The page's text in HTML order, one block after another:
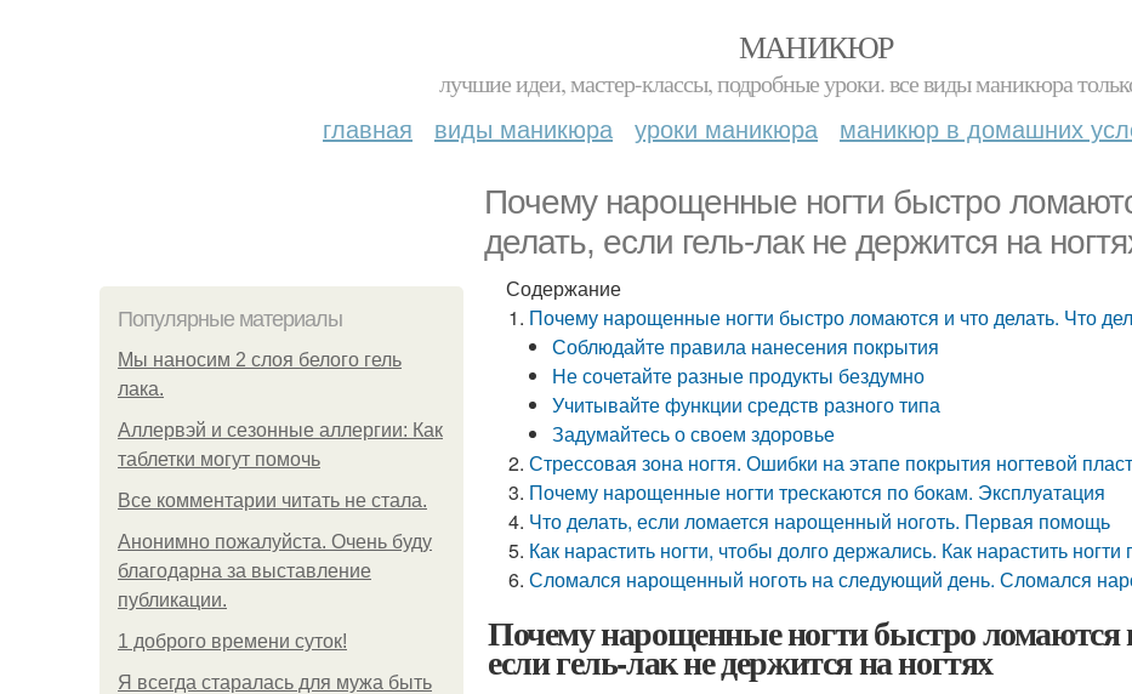
МАНИКЮР
лучшие идеи, мастер-классы, подробные уроки. все виды маникюра
главная виды маникюра уроки маникюра маникюр в домашних
Почему нарощенные ногти быстро
делать, если гель-лак не держится на
Популярные материалы
Мы наносим 2 слоя белого гель
лака.
Аллервэй и сезонные аллергии: Как
таблетки могут помочь
Все комментарии читать не стала.
Анонимно пожалуйста. Очень буду
благодарна за выставление
публикации.
1 доброго времени суток!
Я всегда старалась для мужа быть
Содержание
Почему нарощенные ногти быстро ломаются и что делать. Что
Соблюдайте правила нанесения покрытия
Не сочетайте разные продукты бездумно
Учитывайте функции средств разного типа
Задумайтесь о своем здоровье
Стрессовая зона ногтя. Ошибки на этапе покрытия ногтевой
Почему нарощенные ногти трескаются по бокам. Эксплуатация
Что делать, если ломается нарощенный ноготь. Первая помощь
Как нарастить ногти, чтобы долго держались. Как нарастить
Сломался нарощенный ноготь на следующий день. Сломался
Почему нарощенные ногти быстро ломаются
если гель-лак не держится на ногтях